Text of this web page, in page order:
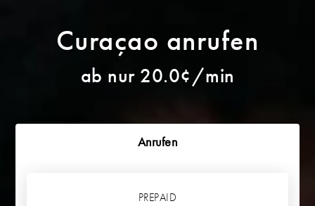
Curaçao anrufen
ab nur 20.0¢/min
Anrufen
PREPAID